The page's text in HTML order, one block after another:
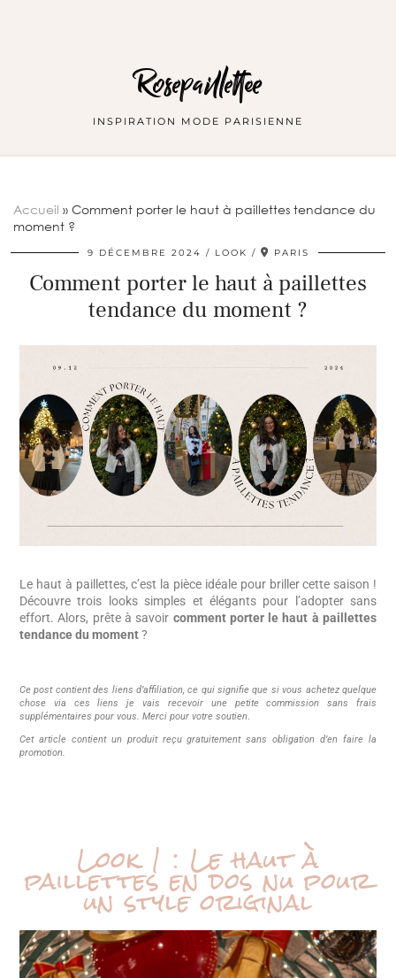
Rosepaillettee
INSPIRATION MODE PARISIENNE
Accueil » Comment porter le haut à paillettes tendance du
moment ?
9 DÉCEMBRE 2024 LOOK PARIS
Comment porter le haut à paillettes
tendance du moment ?
Le haut à paillettes, c’est la pièce idéale pour briller cette saison !
Découvre trois looks simples et élégants pour l’adopter sans
effort. Alors, prête à savoir comment porter le haut à paillettes
tendance du moment?
Ce post contient des liens d’affiliation, ce qui signifie que si vous achetez quelque
chose via ces liens je vais recevoir une petite commission sans frais
supplémentaires pour vous. Merci pour votre soutien.
Cet article contient un produit reçu gratuitement sansobligation d’en faire la
promotion.
Look 1 : Le haut à
paillettes en dos nu pour
un style original